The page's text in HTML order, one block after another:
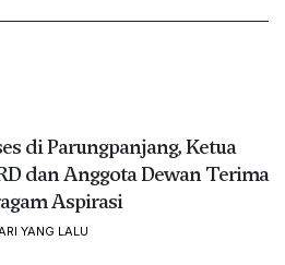
di Parungpanjang, Ketua
dan Anggota Dewan Terima
Aspirasi
YANG LALU